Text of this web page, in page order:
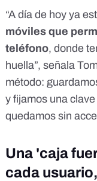
“A día de hoy ya
móviles que
teléfono, donde
huella”, señala
método:
y fijamos una
quedamos sin
Una 'caja
cada